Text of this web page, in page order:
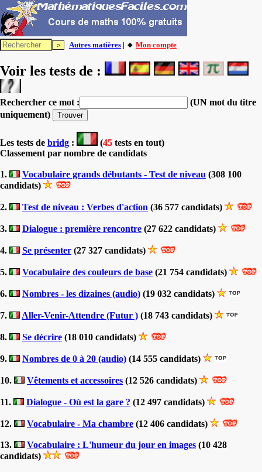
Autres matières | 🔸 Mon compte
Voir les tests de :
Rechercher ce mot :
(UN mot du titre
uniquement)
Les tests de bridg : (45 tests en tout)
Classement par nombre de candidats
1. Vocabulaire grands débutants - Test de niveau (308 100
candidats)
2. Test de niveau : Verbes d'action (36 577 candidats)
3. Dialogue : première rencontre (27 622 candidats)
4. Se présenter (27 327 candidats)
5. Vocabulaire des couleurs de base (21 754 candidats)
6. Nombres - les dizaines (audio) (19 032 candidats)
7. Aller-Venir-Attendre (Futur ) (18 743 candidats)
8. Se décrire (18 010 candidats)
9. Nombres de 0 à 20 (audio) (14 555 candidats)
10. Vêtements et accessoires (12 526 candidats)
11. Dialogue - Où est la gare ? (12 497 candidats)
12. Vocabulaire - Ma chambre (12 406 candidats)
13. Vocabulaire : L'humeur du jour en images (10 428
candidats)